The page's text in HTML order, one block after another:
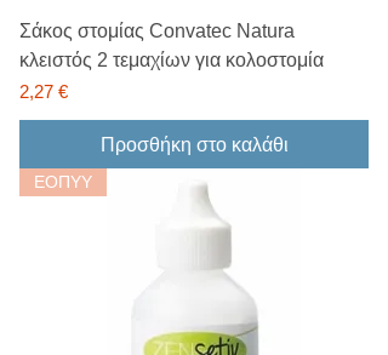
Σάκος στομίας Convatec Natura
κλειστός 2 τεμαχίων για κολοστομία
Τιμή
2,27 €
Προσθήκη στο καλάθι
ΕΟΠΥΥ